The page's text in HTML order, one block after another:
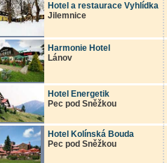
Hotel a restaurace Vyhlídka
Jilemnice
Harmonie Hotel
Lánov
Hotel Energetik
Pec pod Sněžkou
Hotel Kolínská Bouda
Pec pod Sněžkou